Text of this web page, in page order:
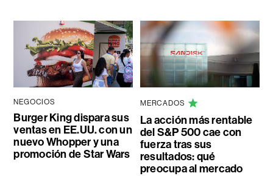
NEGOCIOS
Burger King dispara sus
ventas en EE.UU. con un
nuevo Whopper y una
promoción de Star Wars
MERCADOS
La acción más rentable
del S&P 500 cae con
fuerza tras sus
resultados: qué
preocupa al mercado